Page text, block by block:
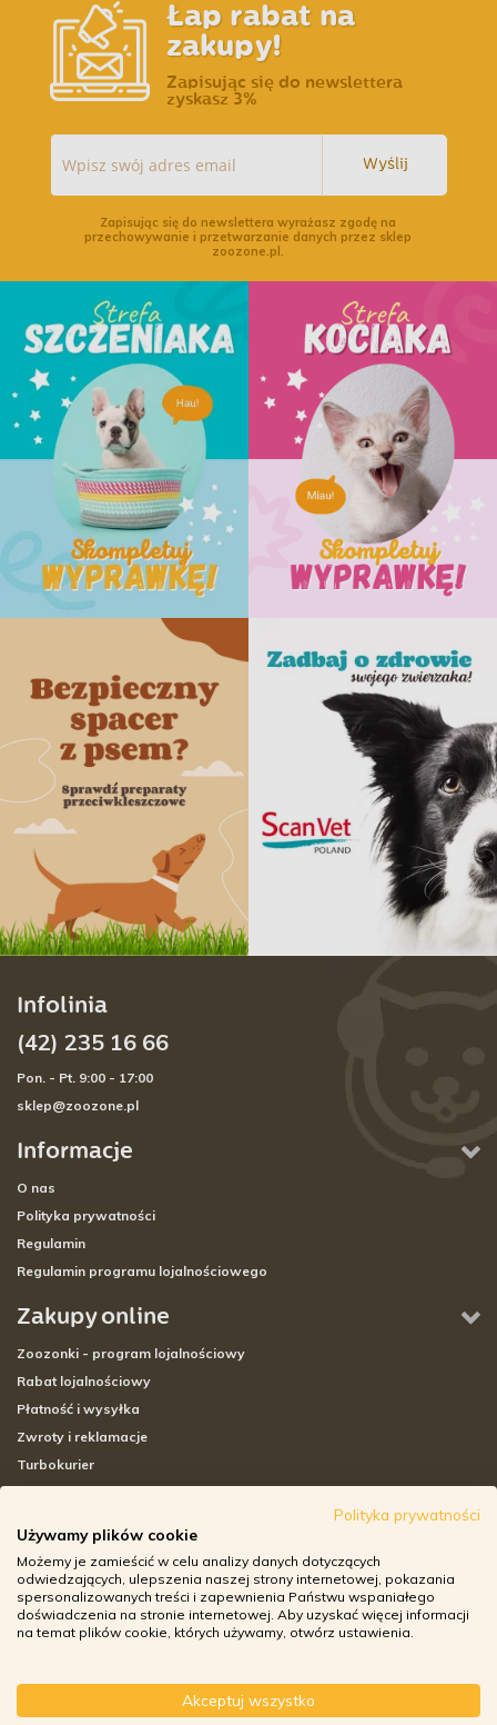
Łap rabat na
zakupy!
Zapisując się do newslettera
zyskasz 3%
Wyślij
Zapisując się do newslettera wyrażasz zgodę na
przechowywanie i przetwarzanie danych przez sklep
zoozone.pl.
Informacje
O nas
Polityka prywatności
Regulamin
Regulamin programu lojalnościowego
Zakupy online
Zoozonki - program lojalnościowy
Rabat lojalnościowy
Płatność i wysyłka
Zwroty i reklamacje
Turbokurier
Adresy sklepów stacjonarnych
Godziny otwarcia sklepów
Aplikacja zoozone.pl
Zwroty i reklamacje
Infolinia
(42) 235 16 66
Pon. - Pt. 9:00 - 17:00
sklep@zoozone.pl
Polityka prywatności
Używamy plików cookie
Możemy je zamieścić w celu analizy danych dotyczących
odwiedzających, ulepszenia naszej strony internetowej, pokazania
spersonalizowanych treści i zapewnienia Państwu wspaniałego
doświadczenia na stronie internetowej. Aby uzyskać więcej informacji
na temat plików cookie, których używamy, otwórz ustawienia.
Akceptuj wszystko